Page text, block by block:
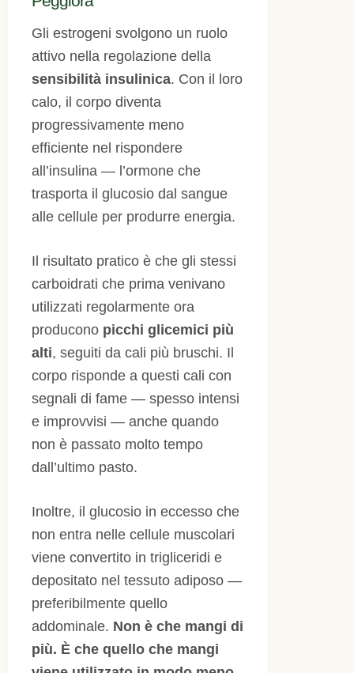
Gli estrogeni svolgono un ruolo
attivo nella regolazione della
sensibilità insulinica. Con il loro
calo, il corpo diventa
progressivamente meno
efficiente nel rispondere
all’insulina — l’ormone che
trasporta il glucosio dal sangue
alle cellule per produrre energia.
Il risultato pratico è che gli stessi
carboidrati che prima venivano
utilizzati regolarmente ora
producono picchi glicemici più
alti, seguiti da cali più bruschi. Il
corpo risponde a questi cali con
segnali di fame — spesso intensi
e improvvisi — anche quando
non è passato molto tempo
dall’ultimo pasto.
Inoltre, il glucosio in eccesso che
non entra nelle cellule muscolari
viene convertito in trigliceridi e
depositato nel tessuto adiposo —
preferibilmente quello
addominale. Non è che mangi di
più. È che quello che mangi